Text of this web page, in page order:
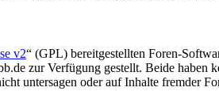
v2“ (GPL) bereitgestellten Foren-
zur Verfügung gestellt. Beide
untersagen oder auf Inhalte fremder